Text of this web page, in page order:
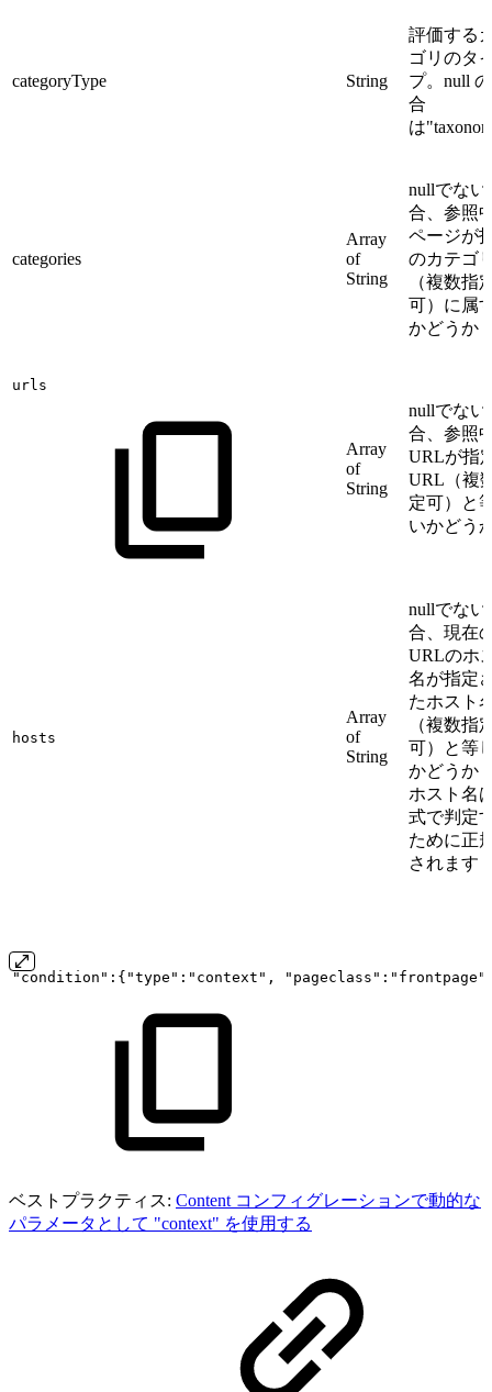
categoryType String
評価する
ゴリのタ
プ。null
合
は
categories
Array
of
String
nullでない
合、参照
ページが
のカテゴ
（複数指
可）に属
かどうか
urls
Array
of
String
nullでない
合、参照
URLが指
URL（複
定可）と
いかどう
hosts
Array
of
String
nullでない
合、現在
URLのホ
名が指定
たホスト
（複数指
可）と等
かどうか
ホスト名
式で判定
ために正
されます
"condition":{"type":"context",
ベストプラクティス: Content コンフィグレーションで動的な
パラメータとして "context" を使用する